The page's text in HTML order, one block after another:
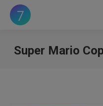
Super Mario